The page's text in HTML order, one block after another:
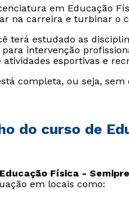
em Educação
na carreira e turbinar o
terá estudado as
intervenção
esportivas e
completa, ou seja,
do curso de
Física -
em locais como: